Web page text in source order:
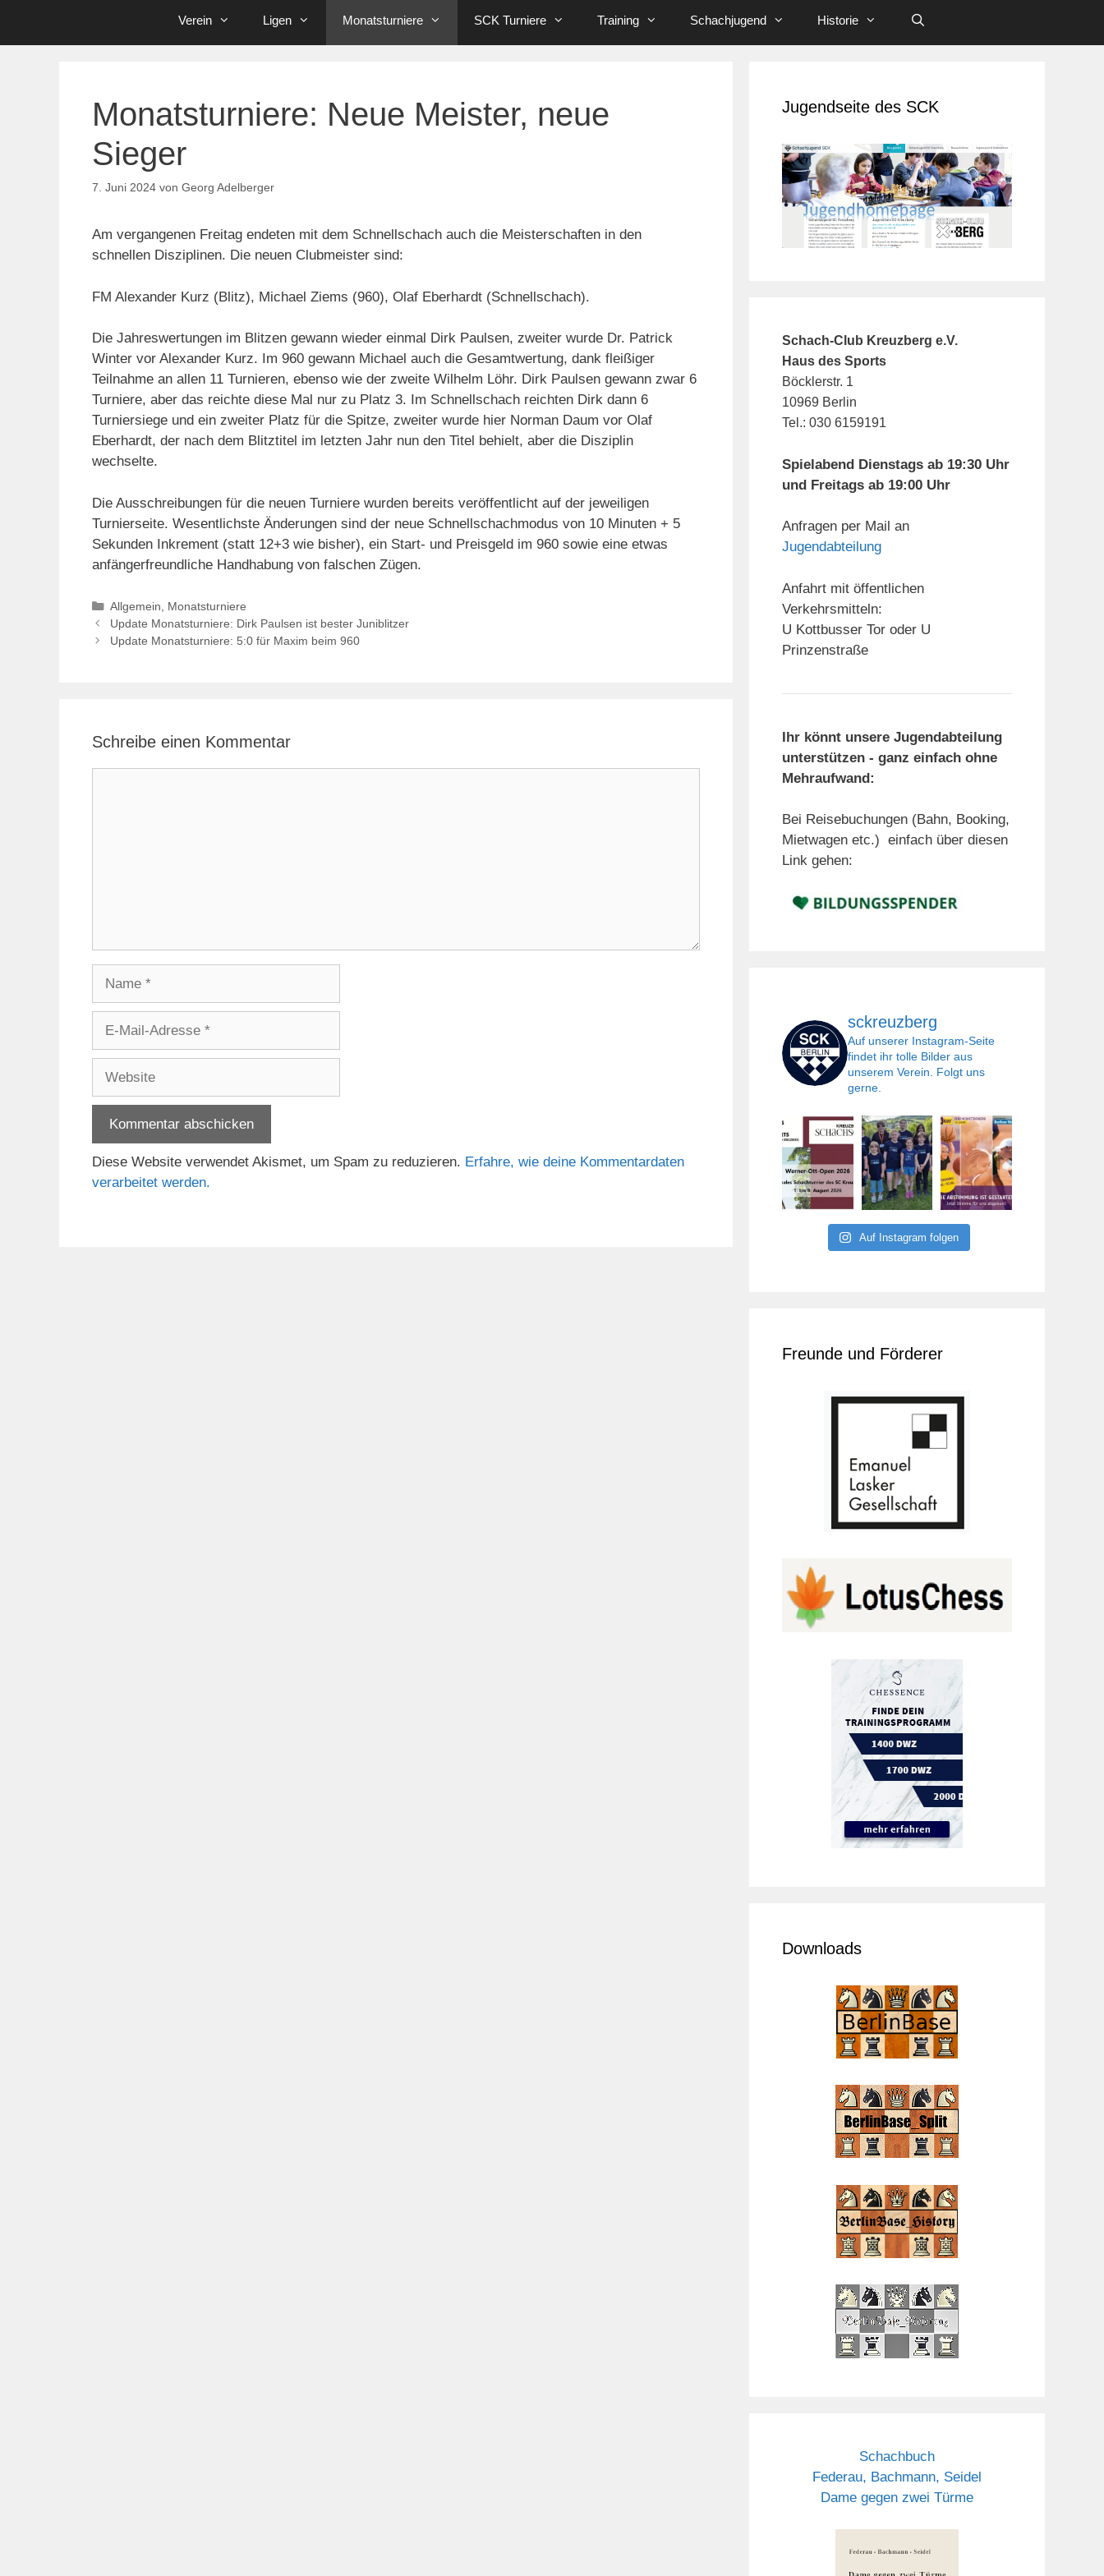
Verein Ligen Monatsturniere SCK Turniere Training Schachjugend Historie
Monatsturniere: Neue Meister, neue
Sieger
7. Juni 2024 von Georg Adelberger
Am vergangenen Freitag endeten mit dem Schnellschach auch die Meisterschaften in den
schnellen Disziplinen. Die neuen Clubmeister sind:
FM Alexander Kurz (Blitz), Michael Ziems (960), Olaf Eberhardt (Schnellschach).
Die Jahreswertungen im Blitzen gewann wieder einmal Dirk Paulsen, zweiter wurde Dr. Patrick
Winter vor Alexander Kurz. Im 960 gewann Michael auch die Gesamtwertung, dank fleißiger
Teilnahme an allen 11 Turnieren, ebenso wie der zweite Wilhelm Löhr. Dirk Paulsen gewann zwar 6
Turniere, aber das reichte diese Mal nur zu Platz 3. Im Schnellschach reichten Dirk dann 6
Turniersiege und ein zweiter Platz für die Spitze, zweiter wurde hier Norman Daum vor Olaf
Eberhardt, der nach dem Blitztitel im letzten Jahr nun den Titel behielt, aber die Disziplin
wechselte.
Die Ausschreibungen für die neuen Turniere wurden bereits veröffentlicht auf der jeweiligen
Turnierseite. Wesentlichste Änderungen sind der neue Schnellschachmodus von 10 Minuten + 5
Sekunden Inkrement (statt 12+3 wie bisher), ein Start- und Preisgeld im 960 sowie eine etwas
anfängerfreundliche Handhabung von falschen Zügen.
Kategorien
Allgemein, Monatsturniere
Update Monatsturniere: Dirk Paulsen ist bester Juniblitzer
Update Monatsturniere: 5:0 für Maxim beim 960
Schreibe einen Kommentar
Adresse
Diese Website verwendet Akismet, um Spam zu reduzieren. Erfahre, wie deine Kommentardaten
verarbeitet werden.
Jugendseite des SCK
Schach-Club Kreuzberg e.V.
Haus des Sports
Böcklerstr. 1
10969 Berlin
Tel.: 030 6159191
Spielabend Dienstags ab 19:30 Uhr
und Freitags ab 19:00 Uhr
Anfragen per Mail an
Jugendabteilung
Anfahrt mit öffentlichen
Verkehrsmitteln:
U Kottbusser Tor oder U
Prinzenstraße
Ihr könnt unsere Jugendabteilung
unterstützen - ganz einfach ohne
Mehraufwand:
Bei Reisebuchungen (Bahn, Booking,
Mietwagen etc.) einfach über diesen
Link gehen:
sckreuzberg
Auf unserer Instagram-Seite
findet ihr tolle Bilder aus
unserem Verein. Folgt uns
gerne.
Auf Instagram folgen
Freunde und Förderer
Downloads
Schachbuch
Federau, Bachmann, Seidel
Dame gegen zwei Türme